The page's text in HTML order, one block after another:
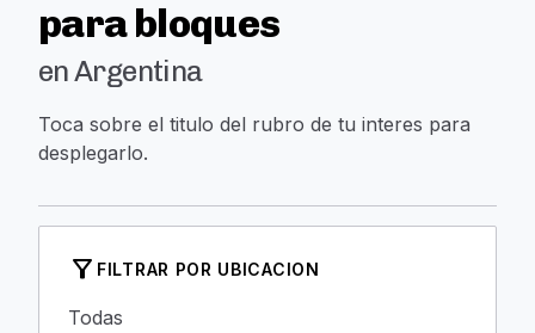
para bloques
en Argentina
Toca sobre el titulo del rubro de tu interes para
desplegarlo.
filter_alt FILTRAR POR UBICACION
Todas